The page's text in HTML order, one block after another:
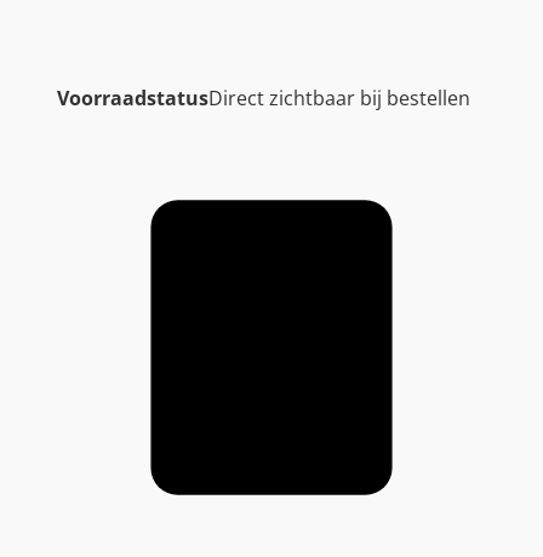
VoorraadstatusDirect zichtbaar bij bestellen